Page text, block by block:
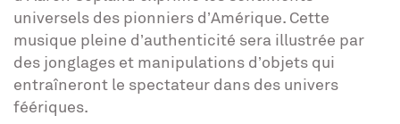
universels des pionniers d’Amérique. Cette
musique pleine d’authenticité sera illustrée par
des jonglages et manipulations d’objets qui
entraîneront le spectateur dans des univers
féériques.